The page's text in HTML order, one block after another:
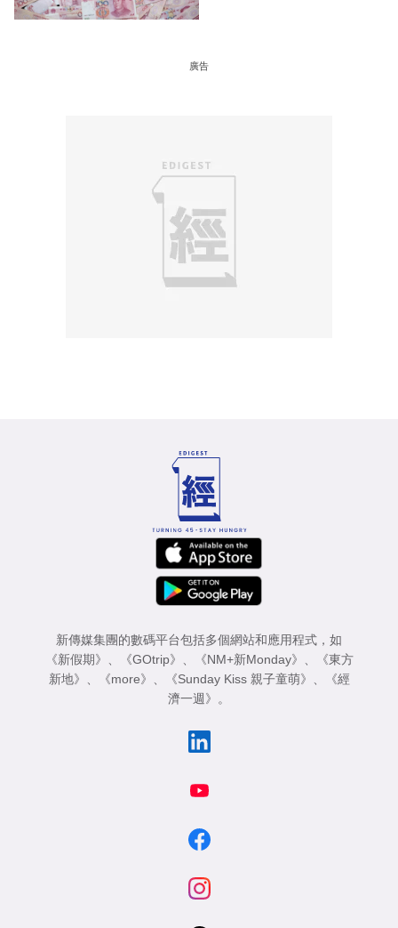
廣告
新傳媒集團的數碼平台包括多個網站和應用程式，如
《新假期》
《GOtrip》 《NM+新Monday》
《東方
新地》
《more》 《Sunday Kiss 親子童萌》
《經
濟一週》
。